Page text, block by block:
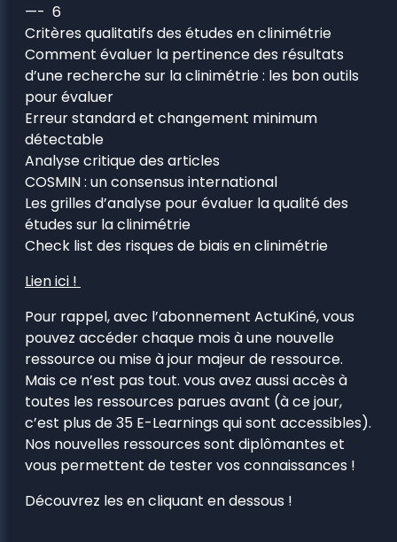
—- 6
Critères qualitatifs des études en clinimétrie
Comment évaluer la pertinence des résultats
d’une recherche sur la clinimétrie : les bon outils
pour évaluer
Erreur standard et changement minimum
détectable
Analyse critique des articles
COSMIN : un consensus international
Les grilles d’analyse pour évaluer la qualité des
études sur la clinimétrie
Check list des risques de biais en clinimétrie
Lien ici !
Pour rappel, avec l’abonnement ActuKiné, vous
pouvez accéder chaque mois à une nouvelle
ressource ou mise à jour majeur de ressource.
Mais ce n’est pas tout. vous avez aussi accès à
toutes les ressources parues avant (à ce jour,
c’est plus de 35 E-Learnings qui sont accessibles).
Nos nouvelles ressources sont diplômantes et
vous permettent de tester vos connaissances !
Découvrez les en cliquant en dessous !